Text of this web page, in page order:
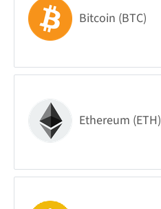
Bitcoin (BTC)
Ethereum (ETH)